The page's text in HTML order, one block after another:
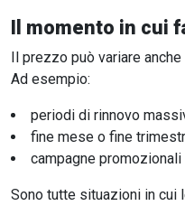
Il momento in cui
Il prezzo può variare
Ad esempio:
periodi di rinnovo
fine mese o fine
campagne
Sono tutte situazioni in